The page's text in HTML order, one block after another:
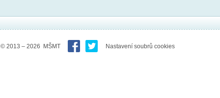
© 2013 – 2026 MŠMT Nastavení soubrů cookies